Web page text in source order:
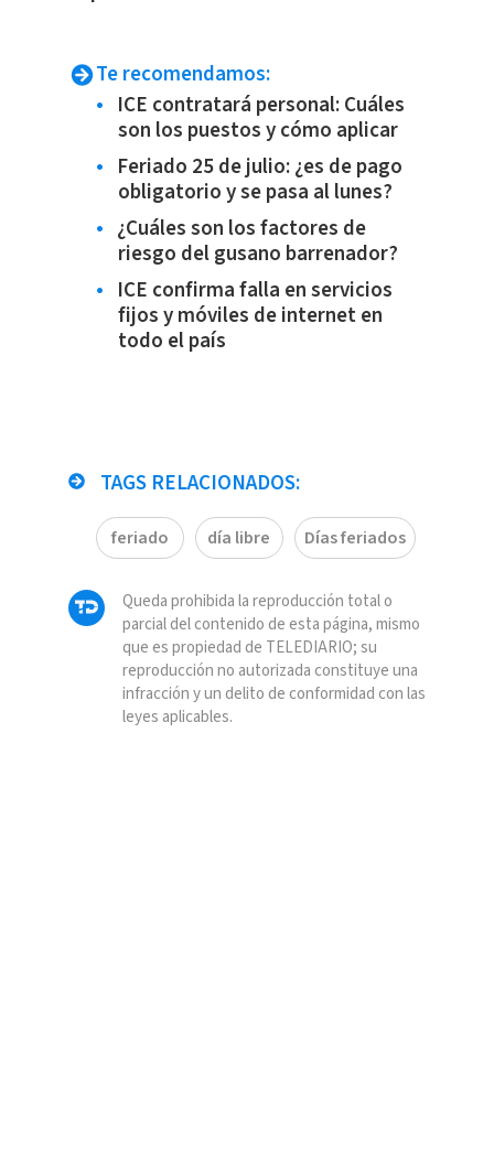
Te recomendamos:
ICE contratará personal: Cuáles
son los puestos y cómo aplicar
Feriado 25 de julio: ¿es de pago
obligatorio y se pasa al lunes?
¿Cuáles son los factores de
riesgo del gusano barrenador?
ICE confirma falla en servicios
fijos y móviles de internet en
todo el país
TAGS RELACIONADOS:
feriado día libre Días feriados
Queda prohibida la reproducción total o
parcial del contenido de esta página, mismo
que es propiedad de TELEDIARIO; su
reproducción no autorizada constituye una
infracción y un delito de conformidad con las
leyes aplicables.